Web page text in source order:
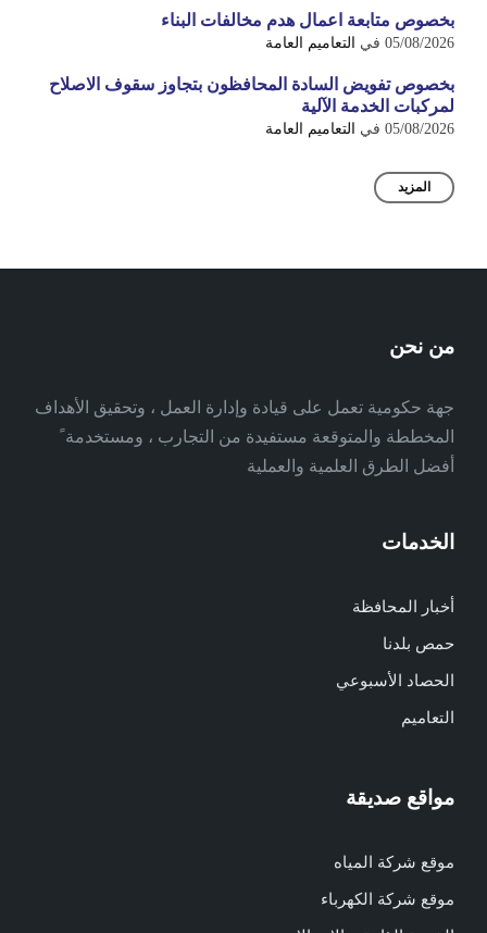
بخصوص متابعة اعمال هدم مخالفات البناء
05/08/2026 في التعاميم العامة
بخصوص تفويض السادة المحافظون بتجاوز سقوف الاصلاح
لمركبات الخدمة الآلية
05/08/2026 في التعاميم العامة
المزيد
من نحن
جهة حكومية تعمل على قيادة وإدارة العمل ، وتحقيق الأهداف
المخططة والمتوقعة مستفيدة من التجارب ، ومستخدمة ً
أفضل الطرق العلمية والعملية
الخدمات
أخبار المحافظة
حمص بلدنا
الحصاد الأسبوعي
التعاميم
مواقع صديقة
موقع شركة المياه
موقع شركة الكهرباء